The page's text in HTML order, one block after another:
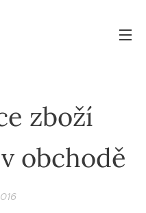
zboží
obchodě